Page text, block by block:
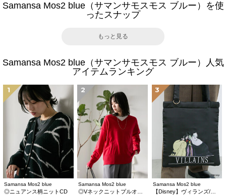
Samansa Mos2 blue（サマンサモスモス ブルー）を使
ったスナップ
もっと見る
Samansa Mos2 blue（サマンサモスモス ブルー）人気
アイテムランキング
1
Samansa Mos2 blue
◎ニュアンス柄ニットCD
2
Samansa Mos2 blue
3
Samansa Mos2 blue
【Disney】ヴィランズ/トートバッグ